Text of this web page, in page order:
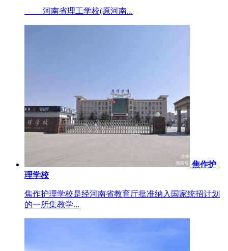
河南省理工学校(原河南...
焦作护
理学校
焦作护理学校是经河南省教育厅批准纳入国家统招计划
的一所集教学...